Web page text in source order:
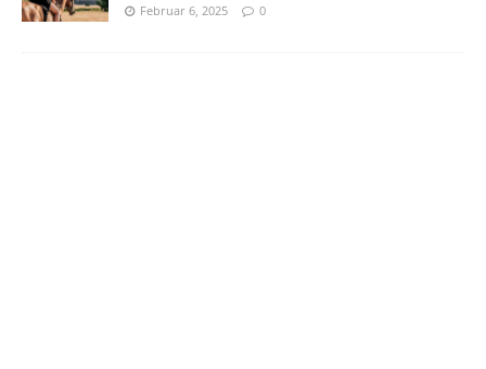
Februar 6, 2025 0